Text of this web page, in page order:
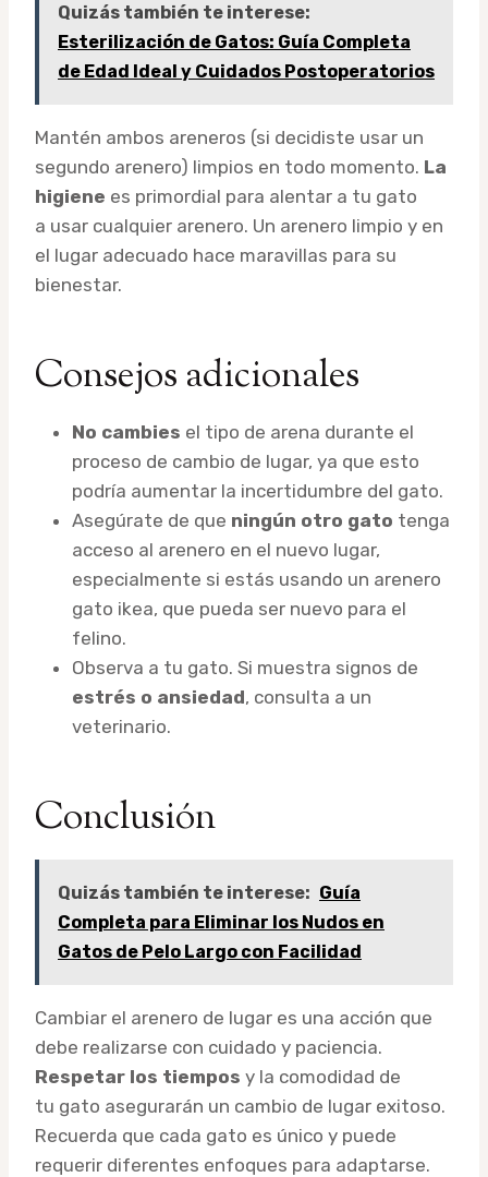
Quizás también te interese:
Esterilización de Gatos: Guía Completa
de Edad Ideal y Cuidados Postoperatorios
Mantén ambos areneros (si decidiste usar un
segundo arenero) limpios en todo momento. La
higiene es primordial para alentar a tu gato
a usar cualquier arenero. Un arenero limpio y en
el lugar adecuado hace maravillas para su
bienestar.
Consejos adicionales
No cambies el tipo de arena durante el
proceso de cambio de lugar, ya que esto
podría aumentar la incertidumbre del gato.
Asegúrate de que ningún otro gato tenga
acceso al arenero en el nuevo lugar,
especialmente si estás usando un arenero
gato ikea, que pueda ser nuevo para el
felino.
Observa a tu gato. Si muestra signos de
estrés o ansiedad, consulta a un
veterinario.
Conclusión
Quizás también te interese: Guía
Completa para Eliminar los Nudos en
Gatos de Pelo Largo con Facilidad
Cambiar el arenero de lugar es una acción que
debe realizarse con cuidado y paciencia.
Respetar los tiempos y la comodidad de
tu gato asegurarán un cambio de lugar exitoso.
Recuerda que cada gato es único y puede
requerir diferentes enfoques para adaptarse.